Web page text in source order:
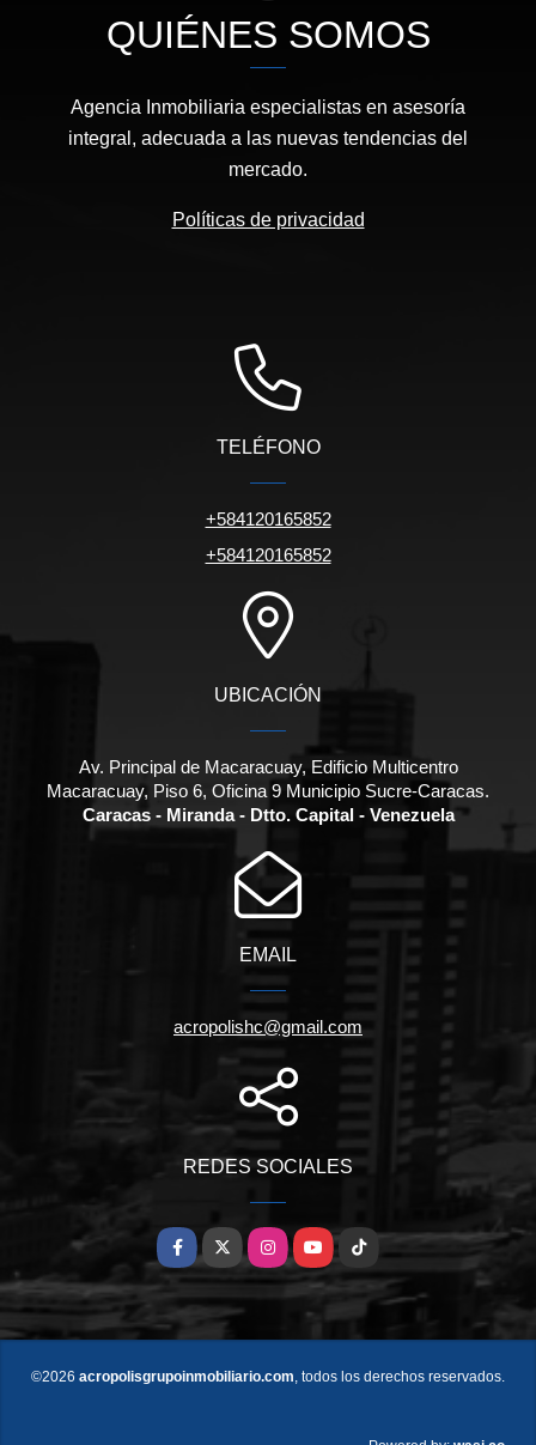
QUIÉNES SOMOS
Agencia Inmobiliaria especialistas en asesoría
integral, adecuada a las nuevas tendencias del
mercado.
Políticas de privacidad
TELÉFONO
+584120165852
+584120165852
UBICACIÓN
Av. Principal de Macaracuay, Edificio Multicentro
Macaracuay, Piso 6, Oficina 9 Municipio Sucre-Caracas.
Caracas - Miranda - Dtto. Capital - Venezuela
EMAIL
acropolishc@gmail.com
REDES SOCIALES
Facebook
X InstagramYouTubeTikTok
©2026 acropolisgrupoinmobiliario.com, todos los derechos reservados.